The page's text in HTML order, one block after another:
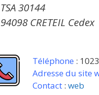
TSA 30144
94098 CRETEIL Cedex
Téléphone :
Adresse du site
Contact: web